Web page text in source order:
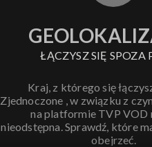
ŁĄCZYSZ SIĘ SPOZA
Kraj, z którego się
Zjednoczone , w związku z
na platformie TVP VOD
nieodstępna. Sprawdź, które
obejrzeć.